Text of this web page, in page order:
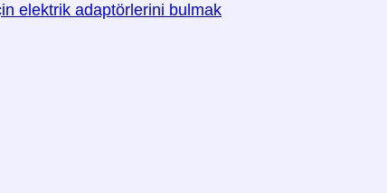
elektrik adaptörlerini bulmak